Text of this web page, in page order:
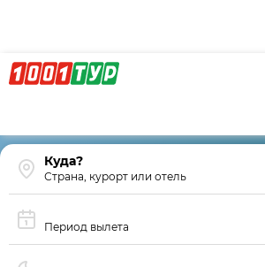
Страна, курорт или отель
Период вылета